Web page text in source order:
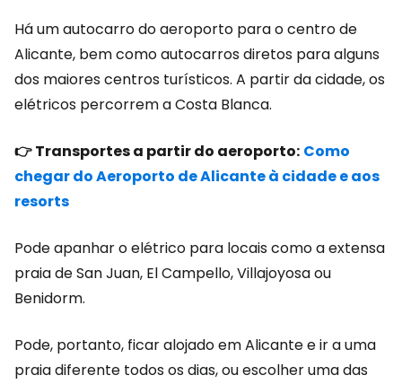
Há um autocarro do aeroporto para o centro de
Alicante, bem como autocarros diretos para alguns
dos maiores centros turísticos. A partir da cidade, os
elétricos percorrem a Costa Blanca.
👉 Transportes a partir do aeroporto: Como
chegar do Aeroporto de Alicante à cidade e aos
resorts
Pode apanhar o elétrico para locais como a extensa
praia de San Juan, El Campello, Villajoyosa ou
Benidorm.
Pode, portanto, ficar alojado em Alicante e ir a uma
praia diferente todos os dias, ou escolher uma das